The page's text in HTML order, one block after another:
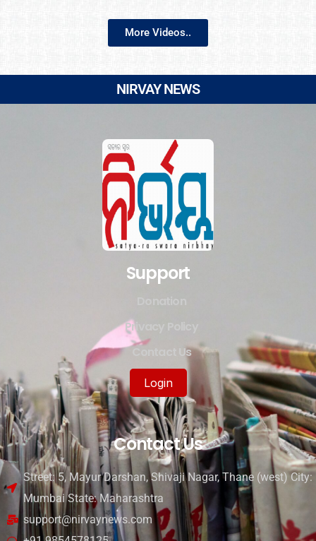
More Videos..
NIRVAY NEWS
Support
Privacy Policy
Contact Us
Login
Contact Us
Street: 5, Mayur Darshan, Shivaji Nagar, Thane (west) City:
Mumbai State: Maharashtra
support@nirvaynews.com